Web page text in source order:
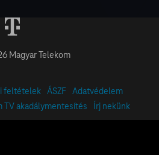
Magyar Telekom
feltételek ÁSZF
Adatvédelem
TV akadálymentesítés Írj nekünk